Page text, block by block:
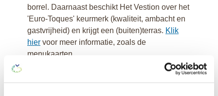
borrel. Daarnaast beschikt Het Vestion over het
'Euro-Toques' keurmerk (kwaliteit, ambacht en
gastvrijheid) en krijgt een (buiten)terras. Klik
hiervoor meer informatie, zoals de
menukaarten.
Stilteruimte